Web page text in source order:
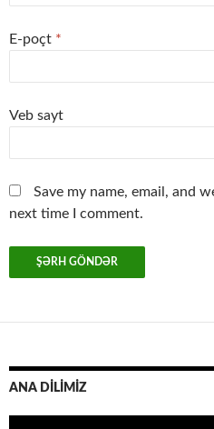
E-poçt *
Veb sayt
Save my name, email, and
next time I comment.
ANA DİLİMİZ